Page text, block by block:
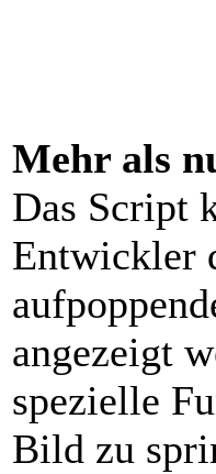
Mehr als
Das Script
Entwickler
angezeigt
spezielle
Bild zu